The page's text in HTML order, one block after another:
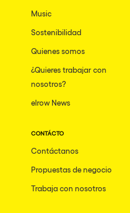
Music
Sostenibilidad
Quienes somos
¿Quieres trabajar con
nosotros?
elrow News
CONTÁCTO
Contáctanos
Propuestas de negocio
Trabaja con nosotros